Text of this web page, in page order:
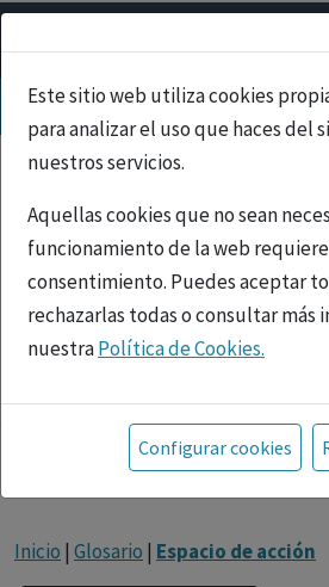
Este sitio web utiliza cookies
para analizar el uso que haces del
nuestros servicios.
Aquellas cookies que no sean
funcionamiento de la web
consentimiento. Puedes aceptar
rechazarlas todas o consultar más
nuestraPolítica de Cookies.
Toda la información incluida en la
referida a productos del mercado
tanto, dirigida a profesionales
facultados para prescribir o
con ejercicio profesional. La
fármacos se facilita a título
Configurar cookies
Inicio | Glosario | Espacio de acción